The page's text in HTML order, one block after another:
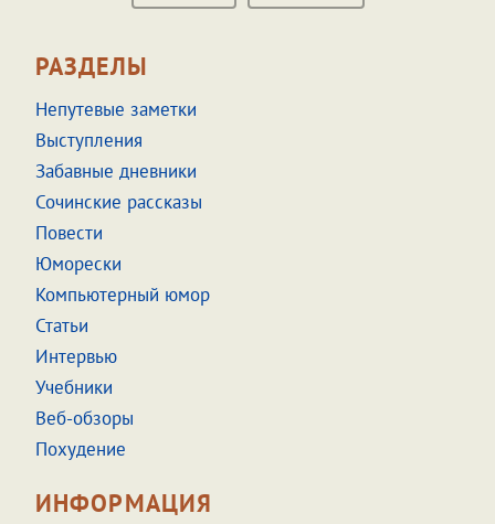
РАЗДЕЛЫ
Непутевые заметки
Выступления
Забавные дневники
Сочинские рассказы
Повести
Юморески
Компьютерный юмор
Статьи
Интервью
Учебники
Веб-обзоры
Похудение
ИНФОРМАЦИЯ